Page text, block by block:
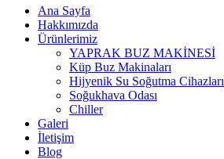
Ana Sayfa
Hakkımızda
Ürünlerimiz
YAPRAK BUZ MAKİNESİ
Küp Buz Makinaları
Hijyenik Su Soğutma Cihazları
Soğukhava Odası
Chiller
Galeri
İletişim
Blog